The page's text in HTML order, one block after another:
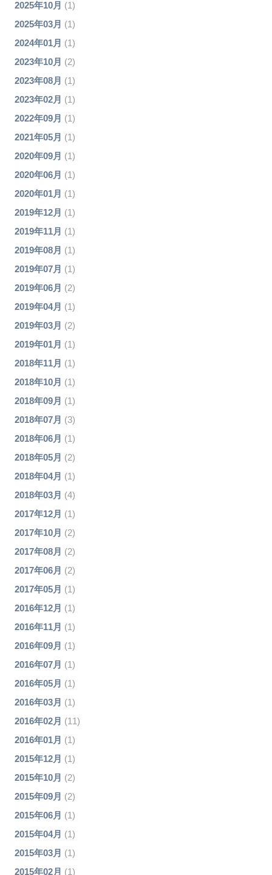
2025年10月 (1)
2025年03月 (1)
2024年01月 (1)
2023年10月 (2)
2023年08月 (1)
2023年02月 (1)
2022年09月 (1)
2021年05月 (1)
2020年09月 (1)
2020年06月 (1)
2020年01月 (1)
2019年12月 (1)
2019年11月 (1)
2019年08月 (1)
2019年07月 (1)
2019年06月 (2)
2019年04月 (1)
2019年03月 (2)
2019年01月 (1)
2018年11月 (1)
2018年10月 (1)
2018年09月 (1)
2018年07月 (3)
2018年06月 (1)
2018年05月 (2)
2018年04月 (1)
2018年03月 (4)
2017年12月 (1)
2017年10月 (2)
2017年08月 (2)
2017年06月 (2)
2017年05月 (1)
2016年12月 (1)
2016年11月 (1)
2016年09月 (1)
2016年07月 (1)
2016年05月 (1)
2016年03月 (1)
2016年02月 (11)
2016年01月 (1)
2015年12月 (1)
2015年10月 (2)
2015年09月 (2)
2015年06月 (1)
2015年04月 (1)
2015年03月 (1)
2015年02月 (1)